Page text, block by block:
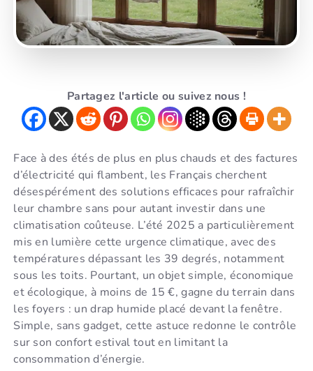
Partagez l'article ou suivez nous !
Face à des étés de plus en plus chauds et des factures
d’électricité qui flambent, les Français cherchent
désespérément des solutions efficaces pour rafraîchir
leur chambre sans pour autant investir dans une
climatisation coûteuse. L’été 2025 a particulièrement
mis en lumière cette urgence climatique, avec des
températures dépassant les 39 degrés, notamment
sous les toits. Pourtant, un objet simple, économique
et écologique, à moins de 15 €, gagne du terrain dans
les foyers : un drap humide placé devant la fenêtre.
Simple, sans gadget, cette astuce redonne le contrôle
sur son confort estival tout en limitant la
consommation d’énergie.